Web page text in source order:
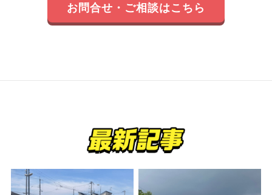
お問合せ・ご相談はこちら